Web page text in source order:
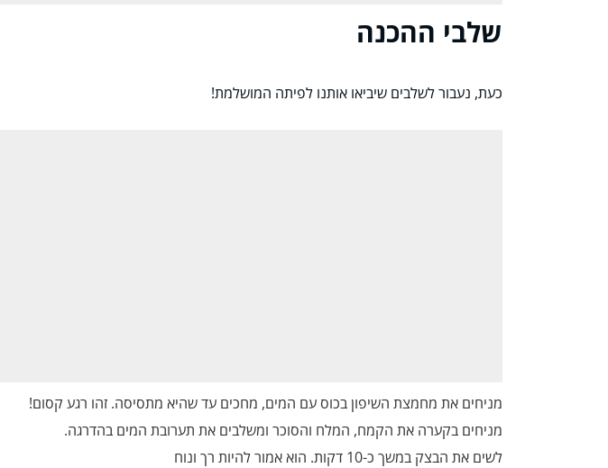
שלבי ההכנה
כעת, נעבור לשלבים שיביאו אותנו לפיתה המושלמת!
מניחים את מחמצת השיפון בכוס עם המים, מחכים עד שהיא מתסיסה. זהו רגע קסום!
מניחים בקערה את הקמח, המלח והסוכר ומשלבים את תערובת המים בהדרגה.
לשים את הבצק במשך כ-10 דקות. הוא אמור להיות רך ונוח